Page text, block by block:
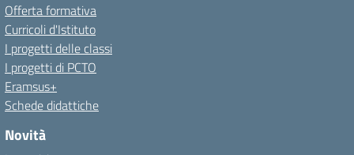
Offerta formativa
Curricoli d'Istituto
I progetti delle classi
I progetti di PCTO
Eramsus+
Schede didattiche
Novità